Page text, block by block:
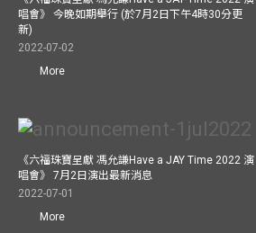
唱會》 今晚如期舉行 (於7月2日下午4時30分更
新)
2022-07-02
More
《六福珠寶呈獻 馮允謙Have a JAY Time 2022 演
唱會》 7月2日演出最新消息
2022-07-01
More